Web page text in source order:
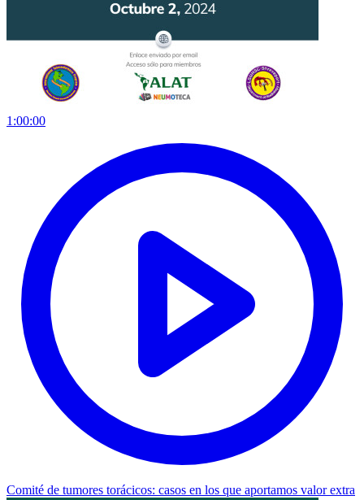
1:00:00
Comité de tumores torácicos: casos en los que aportamos valor extra